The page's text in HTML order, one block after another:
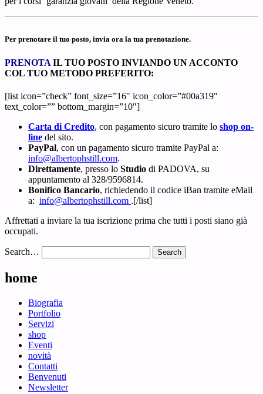
Per prenotare il tuo posto, invia ora la tua prenotazione.
PRENOTA IL TUO POSTO INVIANDO UN ACCONTO
COL TUO METODO PREFERITO:
[list icon=”check” font_size=”16″ icon_color=”#00a319″
text_color=”” bottom_margin=”10″]
Carta di Credito, con pagamento sicuro tramite lo shop on-
line del sito.
PayPal, con un pagamento sicuro tramite PayPal a:
info@albertophstill.com.
Direttamente, presso lo Studio di PADOVA, su
appuntamento al 328/9596814.
Bonifico Bancario, richiedendo il codice iBan tramite eMail
a: info@albertophstill.com .[/list]
Affrettati a inviare la tua iscrizione prima che tutti i posti siano già
occupati.
Search…
home
Biografia
Portfolio
Servizi
shop
Eventi
novità
Contatti
Benvenuti
Newsletter